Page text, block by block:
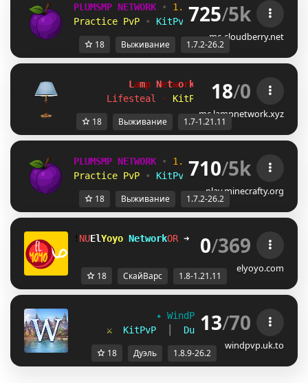
PLUMSMP NETWORK • 1.7.2 ➜ 26.2
Practice PvP
• KitPvP • Lifesteal
725/5k
mc-cloudberry.net
18 Выживание 1.7.2-26.2
L amp Network
[1.7-1.21.11]
Lifesteal
· KitPvP · Duels
18/0
mc.lampnetwork.xyz
18 Выживание 1.7-1.21.11
PLUMSMP NETWORK • 1.7.2 ➜ 26.2
Practice PvP
• KitPvP • Lifesteal
710/5k
play.minecrafty.org
18 Выживание 1.7.2-26.2
! ZEElYoyo NetworkT] ➜ discord.gg/
0/369
elyoyo.com
18 СкайВарс 1.8-1.21.11
✦ WindPvP [1.8.9-26.2
⚔ KitPvP Duels │ Capture
13/70
windpvp.uk.to
18 Дуэль 1.8.9-26.2